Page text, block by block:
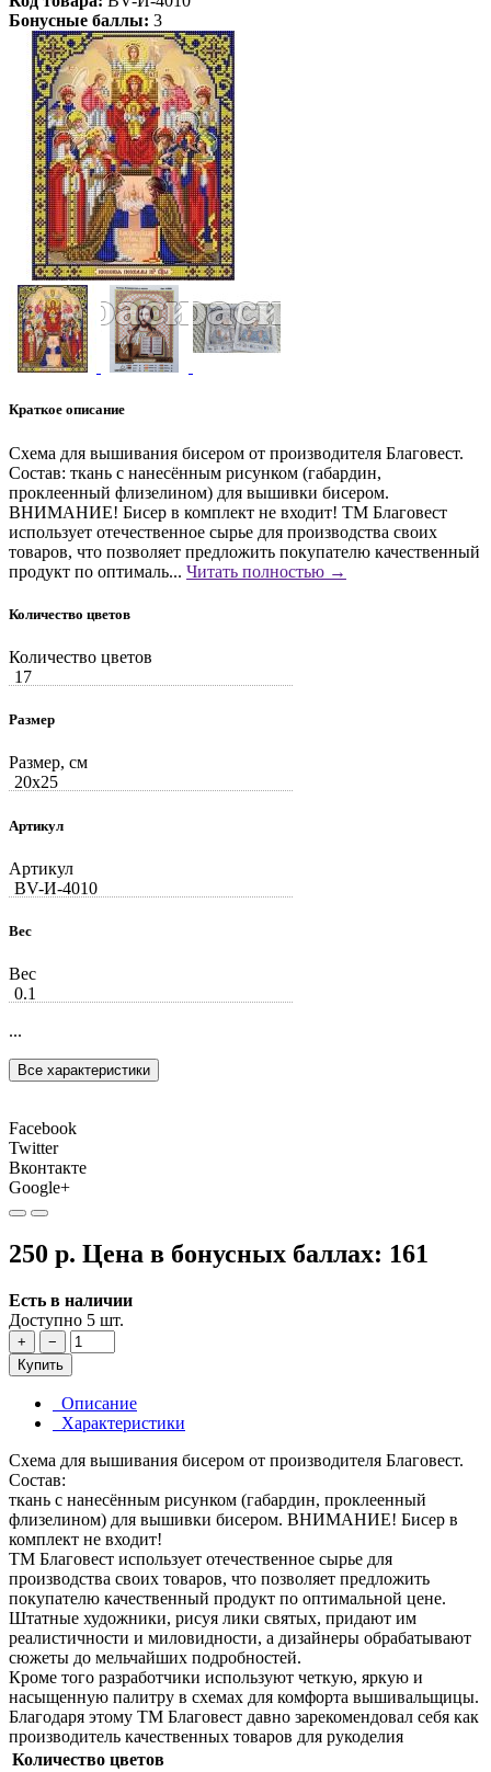
Бонусные баллы: 3
Краткое описание
Схема для вышивания бисером от производителя Благовест.
Состав: ткань с нанесённым рисунком (габардин,
проклеенный флизелином) для вышивки бисером.
ВНИМАНИЕ! Бисер в комплект не входит! ТМ Благовест
использует отечественное сырье для производства своих
товаров, что позволяет предложить покупателю качественный
продукт по оптималь... Читать полностью →
Количество цветов
Количество цветов
17
Размер
Размер, см
20x25
Артикул
Артикул
BV-И-4010
Вес
Вес
0.1
...
Все характеристики
Facebook
Twitter
Вконтакте
Google+
250 р. Цена в бонусных баллах: 161
Есть в наличии
Доступно 5 шт.
+
−
Купить
Описание
Характеристики
Схема для вышивания бисером от производителя Благовест.
Состав:
ткань с нанесённым рисунком (габардин, проклеенный
флизелином) для вышивки бисером. ВНИМАНИЕ! Бисер в
комплект не входит!
ТМ Благовест использует отечественное сырье для
производства своих товаров, что позволяет предложить
покупателю качественный продукт по оптимальной цене.
Штатные художники, рисуя лики святых, придают им
реалистичности и миловидности, а дизайнеры обрабатывают
сюжеты до мельчайших подробностей.
Кроме того разработчики используют четкую, яркую и
насыщенную палитру в схемах для комфорта вышивальщицы.
Благодаря этому ТМ Благовест давно зарекомендовал себя как
производитель качественных товаров для рукоделия
Количество цветов